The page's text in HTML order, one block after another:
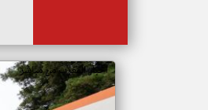
اخبار المغرب من مباشر